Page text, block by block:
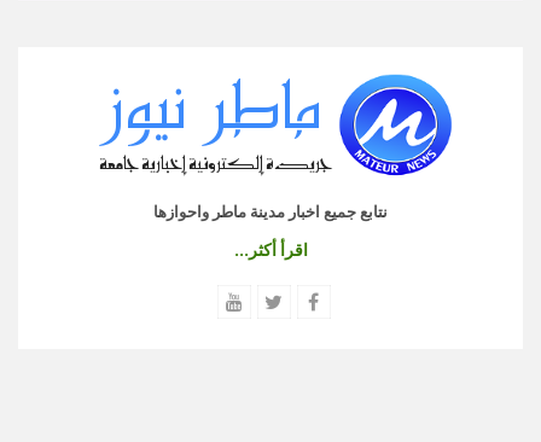
نتابع جميع اخبار مدينة ماطر واحوازها
اقرأ أكثر...